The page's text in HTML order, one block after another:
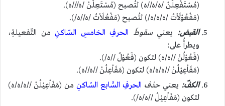
(مُسْتَفْعِلُنْ /ه/ه//ه) لتُصبح (مُسْتَعِلُنْ /ه///ه).
(مَفْعُوْلَاْتُ /ه/ه/ه/) لتُصبح (مَفْعُلَاْتُ /ه//ه/).
القبض: يعنيسقوطَ الحرفِ الخامسِ السّاكنِمن التّفعيلةِ،
ويطرأُ على:
(فَعُوْلُنْ //ه/ه) لتكون (فَعُوْلُ //ه/).
(مَفَاْعِيْلُنْ //ه/ه/ه) لتكون (مَفَاْعِلُنْ //ه//ه).
الكفّ: يعني حذف الحرفِ السَّابع السّاكنِ من (مَفَاْعِيْلُنْ //ه/ه/ه)
لتكون (مَفَاْعِيْلُ //ه/ه/).